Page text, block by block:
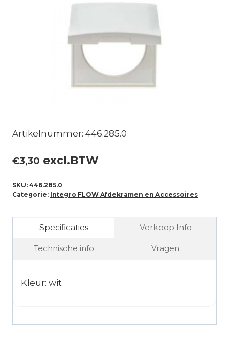
Artikelnummer: 446.285.0
€3,30 excl.BTW
SKU: 446.285.0
Categorie: Integro FLOW Afdekramen en Accessoires
Specificaties Verkoop Info
Technische info Vragen
Kleur: wit